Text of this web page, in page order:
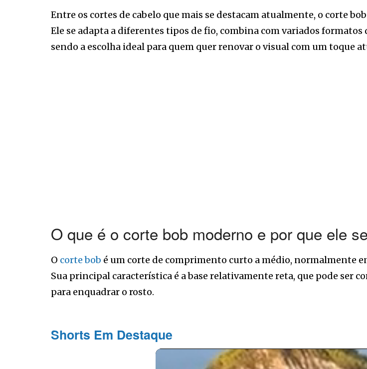
Entre os cortes de cabelo que mais se destacam atualmente, o corte
Ele se adapta a diferentes tipos de fio, combina com variados
sendo a escolha ideal para quem quer renovar o visual com um toque
O que é o corte bob moderno e por que ele
O corte bob é um corte de comprimento curto a médio, normalmente
Sua principal característica é a base relativamente reta, que pode ser
para enquadrar o rosto.
Shorts Em Destaque